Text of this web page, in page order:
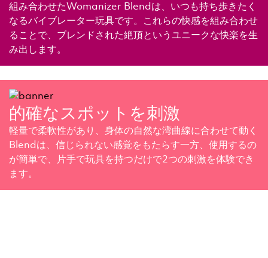
組み合わせたWomanizer Blendは、いつも持ち歩きたく
なるバイブレーター玩具です。これらの快感を組み合わせ
ることで、ブレンドされた絶頂というユニークな快楽を生
み出します。
的確なスポットを刺激
軽量で柔軟性があり、身体の自然な湾曲線に合わせて動く
Blendは、信じられない感覚をもたらす一方、使用するの
が簡単で、片手で玩具を持つだけで2つの刺激を体験でき
ます。